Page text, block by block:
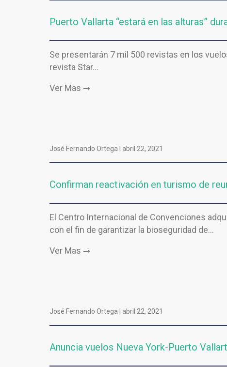
Puerto Vallarta “estará en las alturas”
Se presentarán 7 mil 500 revistas en los
revista Star…
Ver Mas
José Fernando Ortega | abril 22, 2021
Confirman reactivación en turismo de
El Centro Internacional de Convenciones
con el fin de garantizar la bioseguridad de…
Ver Mas
José Fernando Ortega | abril 22, 2021
Anuncia vuelos Nueva York-Puerto